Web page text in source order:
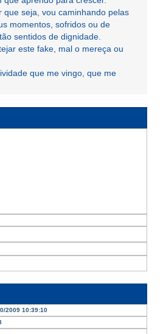
que seja, vou caminhando pelas
momentos, sofridos ou de
sentidos de dignidade.
este fake, mal o mereça ou
que me vingo, que me
2009 10:39:10